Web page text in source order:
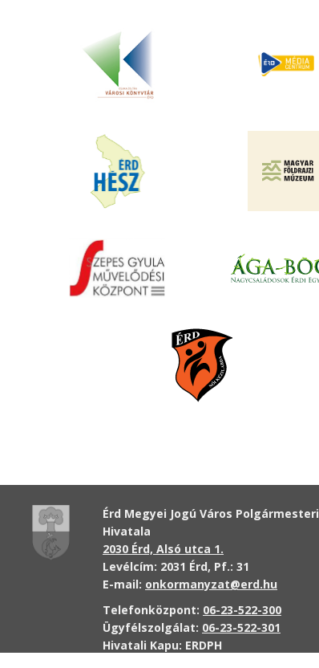
Érd Megyei Jogú Város Polgármesteri
Hivatala
2030 Érd, Alsó utca 1.
Levélcím: 2031 Érd, Pf.: 31
E-mail: onkormanyzat@erd.hu
Telefonközpont: 06-23-522-300
Ügyfélszolgálat: 06-23-522-301
Hivatali Kapu: ERDPH